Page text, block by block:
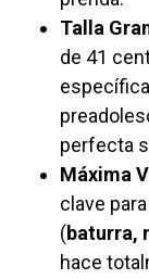
Talla
de 41
perfecta
Máxima
clave
(baturra,
hace